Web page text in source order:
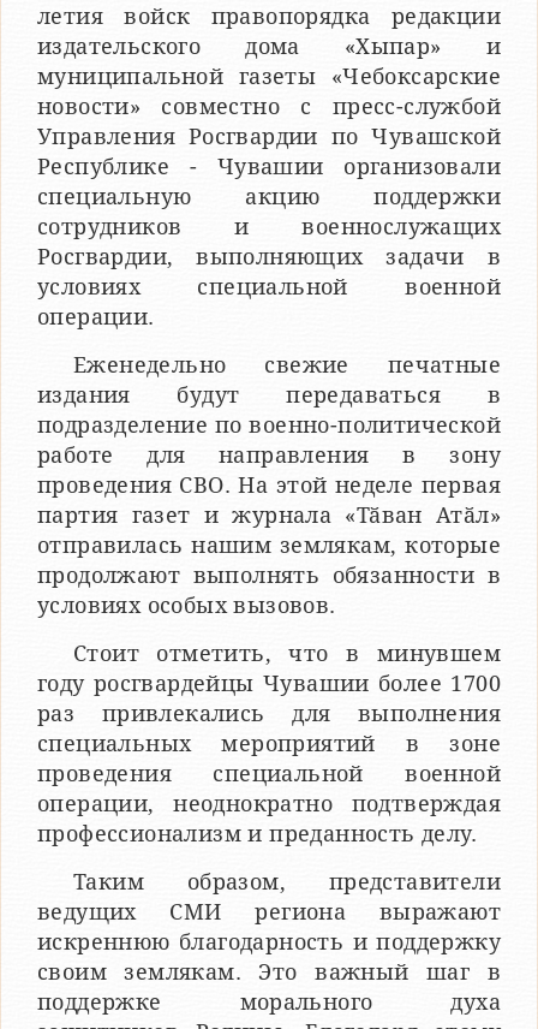
летия войск правопорядка редакции
издательского дома «Хыпар» и
муниципальной газеты «Чебоксарские
новости» совместно с пресс-службой
Управления Росгвардии по Чувашской
Республике - Чувашии организовали
специальную акцию поддержки
сотрудников и военнослужащих
Росгвардии, выполняющих задачи в
условиях специальной военной
операции.
Еженедельно свежие печатные
издания будут передаваться в
подразделение по военно-политической
работе для направления в зону
проведения СВО. На этой неделе первая
партия газет и журнала «Тӑван Атӑл»
отправилась нашим землякам, которые
продолжают выполнять обязанности в
условиях особых вызовов.
Стоит отметить, что в минувшем
году росгвардейцы Чувашии более 1700
раз привлекались для выполнения
специальных мероприятий в зоне
проведения специальной военной
операции, неоднократно подтверждая
профессионализм и преданность делу.
Таким образом, представители
ведущих СМИ региона выражают
искреннюю благодарность и поддержку
своим землякам. Это важный шаг в
поддержке морального духа